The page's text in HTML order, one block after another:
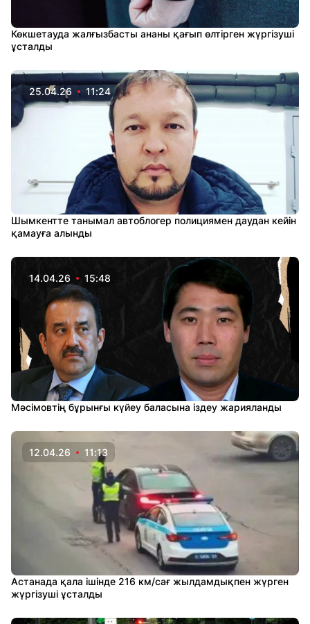
Көкшетауда жалғызбасты ананы қағып өлтірген жүргізуші
ұсталды
25.04.26 11:24
Шымкентте танымал автоблогер полициямен даудан кейін
қамауға алынды
14.04.26 15:48
Мәсімовтің бұрынғы күйеу баласына іздеу жарияланды
12.04.26 11:13
Астанада қала ішінде 216 км/сағ жылдамдықпен жүрген
жүргізуші ұсталды